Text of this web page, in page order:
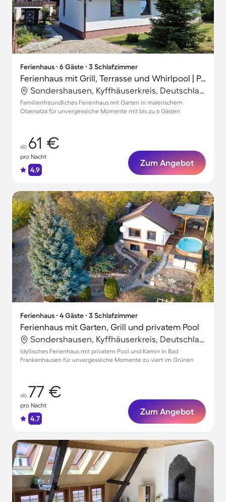
Ferienhaus ∙ 6 Gäste ∙ 3 Schlafzimmer
Ferienhaus mit Grill, Terrasse und Whirlpool | Perfekt für die Arbeit von Zuhause
Sondershausen, Kyffhäuserkreis, Deutschland
Familienfreundliches Ferienhaus mit Garten in malerischem
Obersalza für unvergessliche Momente mit bis zu 6 Gästen
ab 61 €
pro Nacht
4.9
Zum Angebot
Ferienhaus ∙ 4 Gäste ∙ 3 Schlafzimmer
Ferienhaus mit Garten, Grill und privatem Pool
Sondershausen, Kyffhäuserkreis, Deutschland
Idyllisches Ferienhaus mit privatem Pool und Kamin in Bad
Frankenhausen für unvergessliche Momente zu viert im Grünen
ab 77 €
pro Nacht
4.7
Zum Angebot